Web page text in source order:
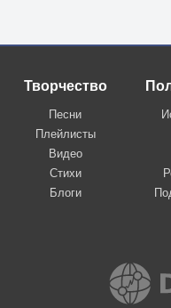
Творчество
Песни
Плейлисты
Видео
Стихи
Блоги